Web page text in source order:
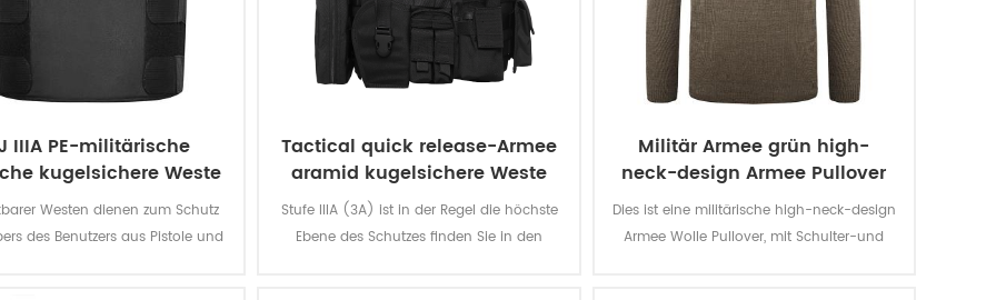
IIIA PE-militärische
kugelsichere Weste
zu verbergen
Westen dienen zum Schutz
des Benutzers aus Pistole und
Tactical quick release-Armee
aramid kugelsichere Weste
Stufe IIIA (3A) ist in der Regel die höchste
Ebene des Schutzes finden Sie in den
Militär Armee grün high-
neck-design Armee Pullover
Wolle
Dies ist eine militärische high-neck-design
Armee Wolle Pullover, mit Schulter-und